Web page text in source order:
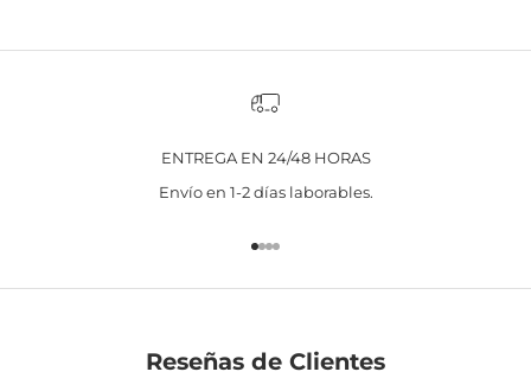
ENTREGA EN 24/48 HORAS
Envío en 1-2 días laborables.
Ir al artículo 1
Ir al artículo 2
Ir al artículo 3
Ir al artículo 4
Reseñas de Clientes